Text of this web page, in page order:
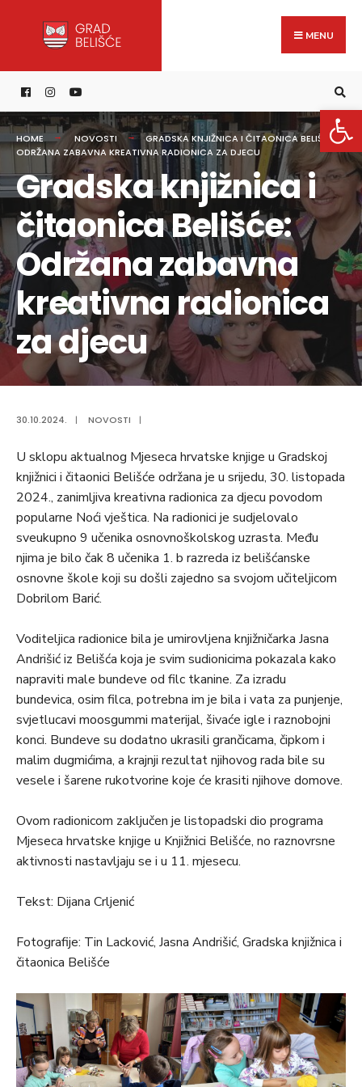
content
MENU
HOME NOVOSTI
GRADSKA KNJIŽNICA I ČITAONICA BELIŠĆE:
ODRŽANA ZABAVNA KREATIVNA RADIONICA ZA DJECU
Gradska knjižnica i
čitaonica Belišće:
Održana zabavna
kreativna radionica
za djecu
30.10.2024. | NOVOSTI |
U sklopu aktualnog Mjeseca hrvatske knjige u Gradskoj
knjižnici i čitaonici Belišće održana je u srijedu, 30. listopada
2024., zanimljiva kreativna radionica za djecu povodom
popularne Noći vještica. Na radionici je sudjelovalo
sveukupno 9 učenika osnovnoškolskog uzrasta. Među
njima je bilo čak 8 učenika 1. b razreda iz belišćanske
osnovne škole koji su došli zajedno sa svojom učiteljicom
Dobrilom Barić.
Voditeljica radionice bila je umirovljena knjižničarka Jasna
Andrišić iz Belišća koja je svim sudionicima pokazala kako
napraviti male bundeve od filc tkanine. Za izradu
bundevica, osim filca, potrebna im je bila i vata za punjenje,
svjetlucavi moosgummi materijal, šivaće igle i raznobojni
konci. Bundeve su dodatno ukrasili grančicama, čipkom i
malim dugmićima, a krajnji rezultat njihovog rada bile su
vesele i šarene rukotvorine koje će krasiti njihove domove.
Ovom radionicom zaključen je listopadski dio programa
Mjeseca hrvatske knjige u Knjižnici Belišće, no raznovrsne
aktivnosti nastavljaju se i u 11. mjesecu.
Tekst: Dijana Crljenić
Fotografije: Tin Lacković, Jasna Andrišić, Gradska knjižnica i
čitaonica Belišće
for: